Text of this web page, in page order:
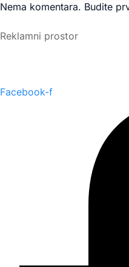
Nema komentara. Budite
Reklamni prostor
Facebook-f